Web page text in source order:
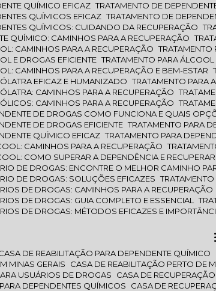
QUÍMICO EFICAZ
TRATAMENTO DE
QUÍMICOS EFICAZ
TRATAMENTO DE
QUÍMICOS: CUIDANDO DA RECUPERAÇÃO
QUÍMICO: CAMINHOS PARA A RECUPERAÇÃO
CAMINHOS PARA A RECUPERAÇÃO
E DROGAS EFICIENTE
TRATAMENTO PARA
CAMINHOS PARA A RECUPERAÇÃO E BEM-ESTAR
EFICAZ E HUMANIZADO
TRATAMENTO PARA
CAMINHOS PARA A RECUPERAÇÃO
CAMINHOS PARA A RECUPERAÇÃO
DE DROGAS COMO FUNCIONA E QUAIS
DE DROGAS EFICIENTE
TRATAMENTO PARA
QUÍMICO EFICAZ
TRATAMENTO PARA
CAMINHOS PARA A RECUPERAÇÃO
COMO SUPERAR A DEPENDÊNCIA E
DE DROGAS: ENCONTRE O MELHOR CAMINHO
DE DROGAS: SOLUÇÕES EFICAZES
DE DROGAS: CAMINHOS PARA A RECUPERAÇÃO
DE DROGAS: GUIA COMPLETO E ESSENCIAL
DE DROGAS: MÉTODOS EFICAZES E
CASA DE REABILITAÇÃO PARA DEPENDENTE QUÍMICO
MINAS GERAIS
CASA DE REABILITAÇÃO PERTO DE
USUÁRIOS DE DROGAS
CASA DE RECUPERAÇÃO
DEPENDENTES QUÍMICOS
CASA DE